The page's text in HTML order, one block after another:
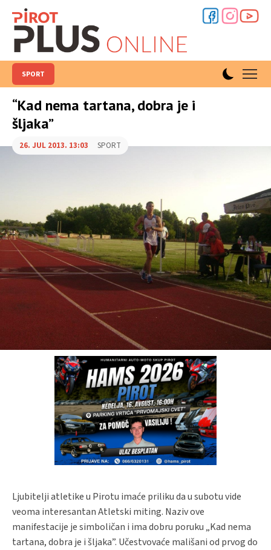
SPORT
“Kad nema tartana, dobra je i
šljaka”
26. JUL 2013. 13:03 SPORT
Ljubitelji atletike u Pirotu imaće priliku da u subotu vide
veoma interesantan Atletski miting. Naziv ove
manifestacije je simboličan i ima dobru poruku „Kad nema
tartana, dobra je i šljaka”. Učestvovaće mališani od prvog do